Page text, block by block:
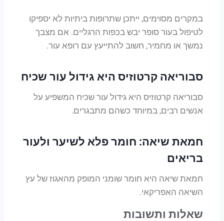
במקרים מסוימים, ייתכן שתרופות ביתיות לא יספיקו
לטיפול בעור סופר יבש בכפות הרגליים. אם מצבך
נמשך או מחמיר, חשוב להתייעץ עם רופא עור.
סבוריאה קרטוזיס היא גידול עור שכיח
סבוריאה קרטוזיס היא גידול עור שכיח המשפיע על
אנשים רבים, במיוחד כשהם מתבגרים.
חמאת שיאה: חומר פלא לשיער ולעור
בריאים
חמאת שיאה היא חומר שומני המופק מהאגוז של עץ
השיאה האפריקאי.
שאלות ותשובות